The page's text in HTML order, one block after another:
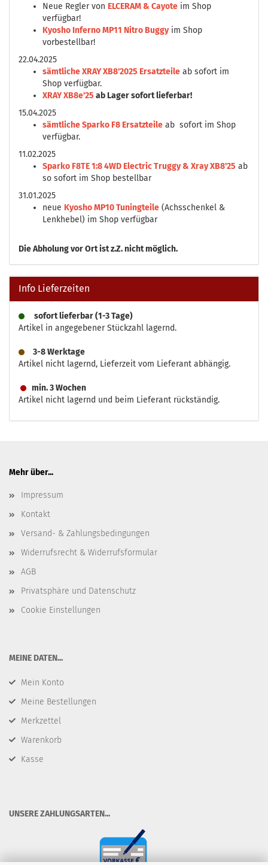
Neue Regler von ELCERAM & Cayote im Shop
verfügbar!
Kyosho Inferno MP11 Nitro Buggyim Shop
vorbestellbar!
22.04.2025
sämtliche XRAY XB8'2025 Ersatzteile ab sofort im
Shop verfügbar.
XRAY XB8e'25 ab Lager sofort lieferbar!
15.04.2025
sämtliche Sparko F8 Ersatzteile ab sofort im Shop
verfügbar.
11.02.2025
Sparko F8TE 1:8 4WD Electric Truggy & Xray XB8'25 ab
so sofort im Shop bestellbar
31.01.2025
neue Kyosho MP10 Tuningteile (Achsschenkel &
Lenkhebel) im Shop verfügbar
DieAbholung vor Ort ist z.Z. nicht möglich.
Info Lieferzeiten
sofort lieferbar (1-3 Tage)
Artikel in angegebener Stückzahl lagernd.
3-8 Werktage
Artikel nicht lagernd, Lieferzeit vom Lieferant abhängig.
min. 3 Wochen
Artikel nicht lagernd und beim Lieferant rückständig.
Mehr über...
Impressum
Kontakt
Versand- & Zahlungsbedingungen
Widerrufsrecht & Widerrufsformular
AGB
Privatsphäre und Datenschutz
Cookie Einstellungen
​MEINE DATEN...
Mein Konto
Meine Bestellungen
Merkzettel
Warenkorb
Kasse
​UNSERE ZAHLUNGSARTEN...